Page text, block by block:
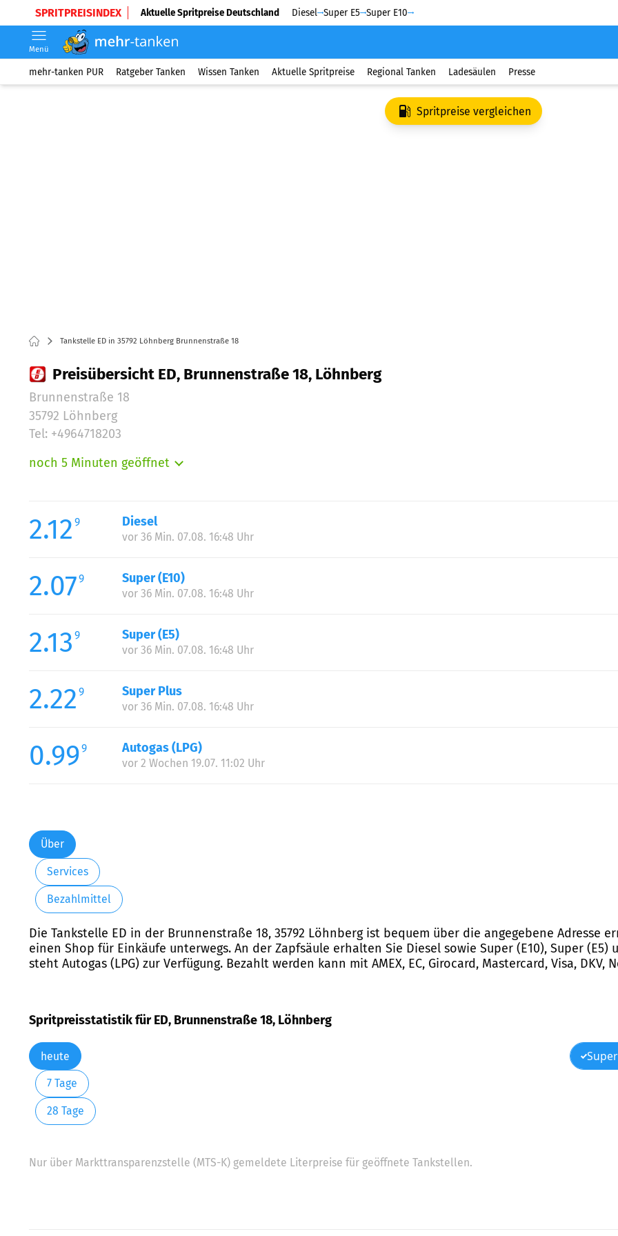
SPRITPREISINDEX Aktuelle Spritpreise Deutschland Diesel Super E5 Super E10
Menü
mehr-tanken PUR Ratgeber Tanken Wissen Tanken Aktuelle Spritpreise Regional Tanken Ladesäulen Presse
Spritpreise vergleichen
Tankstelle ED in 35792 Löhnberg Brunnenstraße 18
Preisübersicht ED, Brunnenstraße 18, Löhnberg
Brunnenstraße 18
35792 Löhnberg
Tel: +4964718203
noch 5 Minuten geöffnet
Mittwoch:
Donnerstag:
Samstag:
Sonntag:
2.12 9 Diesel
vor 36 Min. 07.08. 16:48 Uhr
2.079 Super (E10)
vor 36 Min. 07.08. 16:48 Uhr
2.13 9 Super (E5)
vor 36 Min. 07.08. 16:48 Uhr
2.22 9 Super Plus
vor 36 Min. 07.08. 16:48 Uhr
0.999 Autogas (LPG)
vor 2 Wochen 19.07. 11:02 Uhr
Über
Services
Bezahlmittel
Die Tankstelle ED in der Brunnenstraße 18, 35792 Löhnberg ist bequem über die angegebene Adresse
einen Shop für Einkäufe unterwegs. An der Zapfsäule erhalten Sie Diesel sowie Super (E10), Super (E5)
steht Autogas (LPG) zur Verfügung. Bezahlt werden kann mit AMEX, EC, Girocard, Mastercard, Visa, DKV,
Spritpreisstatistik für ED, Brunnenstraße 18, Löhnberg
heute
7 Tage
28 Tage
Nur über Markttransparenzstelle (MTS-K) gemeldete Literpreise für geöffnete Tankstellen.